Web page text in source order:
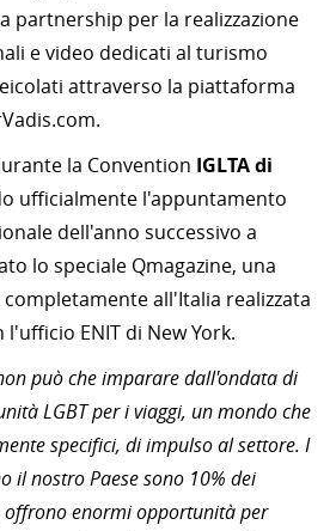
partnership per la realizzazione
e video dedicati al turismo
attraverso la piattaforma
la Convention IGLTA di
ufficialmente l'appuntamento
dell'anno successivo a
lo speciale Qmagazine, una
all'Italia realizzata
ENIT di New York.
può che imparare dall'ondata di
LGBT per i viaggi, un mondo che
specifici, di impulso al settore. I
il nostro Paese sono 10% dei
offrono enormi opportunità per